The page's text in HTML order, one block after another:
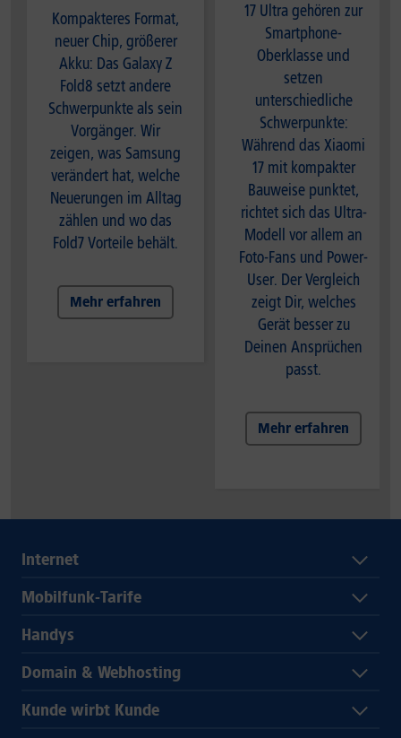
Kompakteres Format,
neuer Chip, größerer
Akku: Das Galaxy Z
Fold8 setzt andere
Schwerpunkte als sein
Vorgänger. Wir
zeigen, was Samsung
verändert hat, welche
Neuerungen im Alltag
zählen und wo das
Fold7 Vorteile behält.
Mehr erfahren
17 Ultra gehören zur
Smartphone-
Oberklasse und
setzen
unterschiedliche
Schwerpunkte:
Während das Xiaomi
17 mit kompakter
Bauweise punktet,
richtet sich das Ultra-
Modell vor allem an
Foto-Fans und Power-
User. Der Vergleich
zeigt Dir, welches
Gerät besser zu
Deinen Ansprüchen
passt.
Mehr erfahren
Internet
Mobilfunk-Tarife
Handys
Domain & Webhosting
Kunde wirbt Kunde